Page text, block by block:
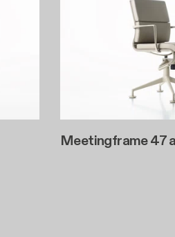
Meetingframe 47